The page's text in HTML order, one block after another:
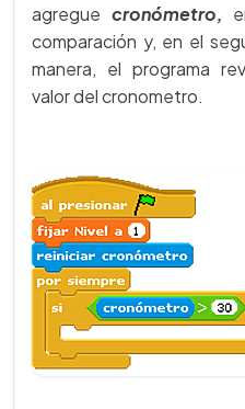
agregue cronómetro,
comparación y, en el
manera, el programa
valor del cronometro.